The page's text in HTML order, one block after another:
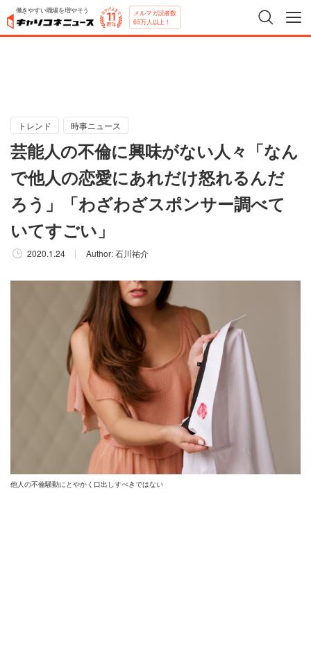
働きやすい職場を増やそう メルマガ読者数
65万人以上！
トレンド 時事ニュース
芸能人の不倫に興味がない人々「なん
で他人の恋愛にあれだけ怒れるんだ
ろう」「わざわざスポンサー調べて
いてすごい」
2020.1.24 Author:石川祐介
他人の不倫騒動にとやかく口出しすべきではない